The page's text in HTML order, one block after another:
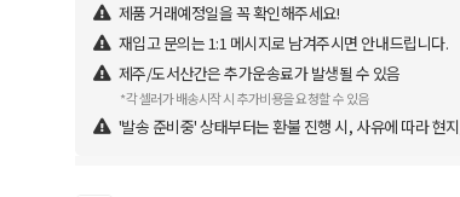
제품 거래예정일을 꼭 확인해주세요!
재입고 문의는 1:1 메시지로 남겨주시면 안내드립니다.
제주/도서산간은 추가운송료가 발생될 수 있음
*각 셀러가 배송시작 시 추가비용을 요청할 수 있음
'발송 준비중' 상태부터는 환불 진행 시, 사유에 따라 현